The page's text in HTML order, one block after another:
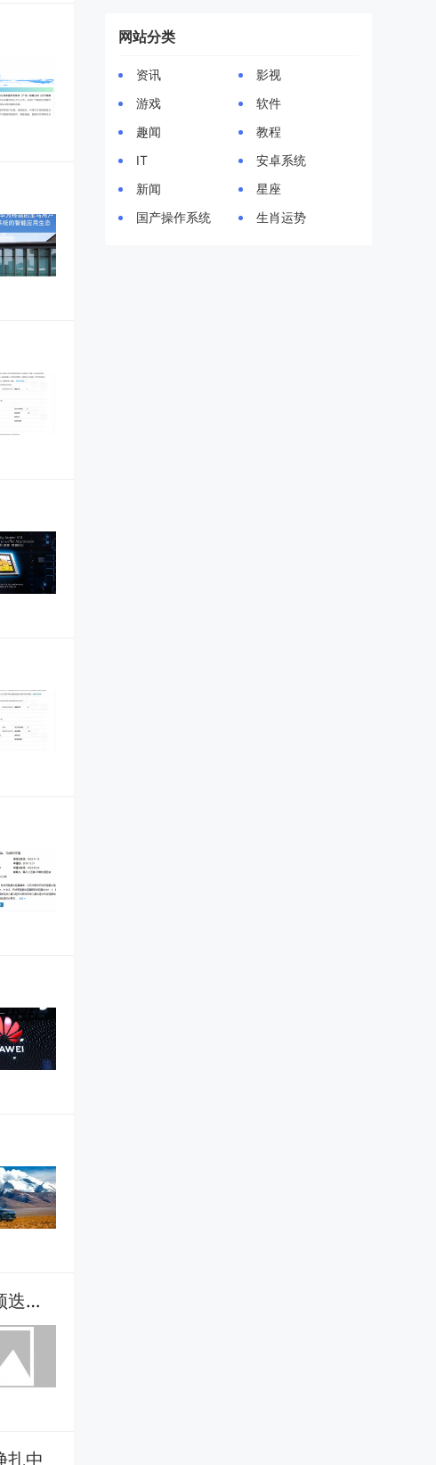
华为坐稳三大移动操作系统 第一款HarmonyOS、iOS、Android同频迭代APP诞生
扎中
网站分类
资讯
影视
游戏
软件
趣闻
教程
IT
安卓系统
新闻
星座
国产操作系统
生肖运势